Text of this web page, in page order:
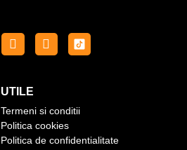
UTILE
Termeni si conditii
Politica cookies
Politica de confidentialitate